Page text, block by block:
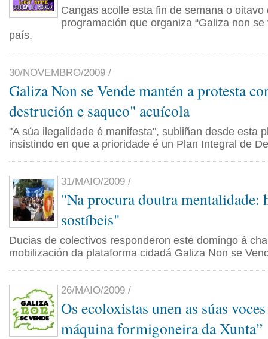
Cangas acolle esta fin de semana o oitavo
programación que organiza “Galiza non se
país.
30/NOVEMBRO/2009 /
Galiza Non se Vende mantén a protesta
destrución e saqueo" acuícola
"A súa ilegalidade é manifesta", subliñan desde esta
insistindo en que a prioridade é un Plan Integral de
31/MAIO/2009 /
"Na procura doutra mentalidade:
sostíbeis"
Ducias de colectivos responderon este domingo á
mobilización da plataforma cidadá Galiza Non se
26/MAIO/2009 /
Os ecoloxistas unen as súas
máquina formigoneira da Xunta”